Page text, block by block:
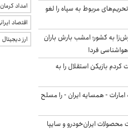
تحریم‌های مربوط به سپاه را لغو
به کشور؛ امشب بارش باران
کردم بازیکن استقلال را به
امارات - همسایه ایران - را مسلح
محصولات ایران‌خودرو و سایپا
امداد
اقتصاد
ارز دیجیتال